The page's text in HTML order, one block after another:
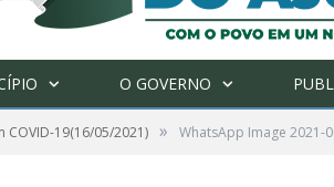
O GOVERNO
COVID-19(16/05/2021) » WhatsApp Image 2021-